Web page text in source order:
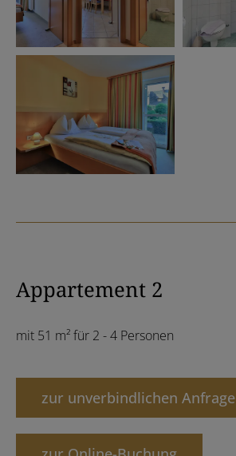
Appartement 2
mit 51 m² für 2 - 4 Personen
zur unverbindlichen Anfrage